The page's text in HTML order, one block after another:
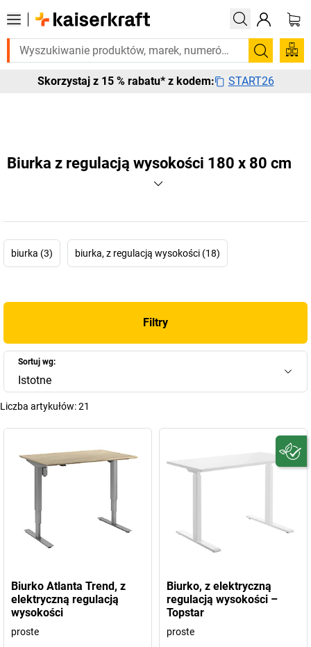
Potrzebujesz tego pilnie? Wybrane bestsellery dostarczamy w
Szukaj
Skorzystaj z 15 % rabatu* z kodem: START26
Biurka z regulacją wysokości 180 x 80 cm
biurka (3) biurka, z regulacją wysokości (18)
Filtry
Sortuj wg:
Istotne
Liczba artykułów:21
Biurko Atlanta Trend, z
elektryczną regulacją
wysokości
proste
Biurko, z elektryczną
regulacją wysokości –
Topstar
proste